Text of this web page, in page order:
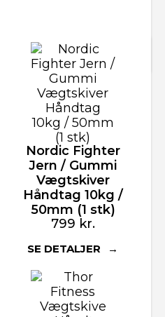
Nordic Fighter
Jern / Gummi
Vægtskiver
Håndtag 10kg /
50mm (1 stk)
799 kr.
SE DETALJER